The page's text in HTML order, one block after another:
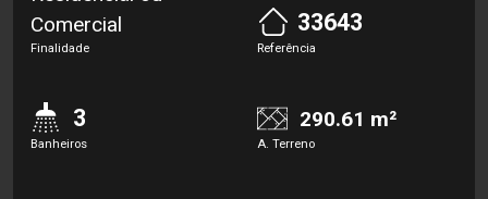
Comercial
Finalidade
33643
Referência
3
Banheiros
290.61 m²
A. Terreno